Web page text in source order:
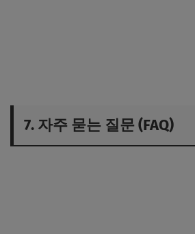
7. 자주 묻는 질문 (FAQ)